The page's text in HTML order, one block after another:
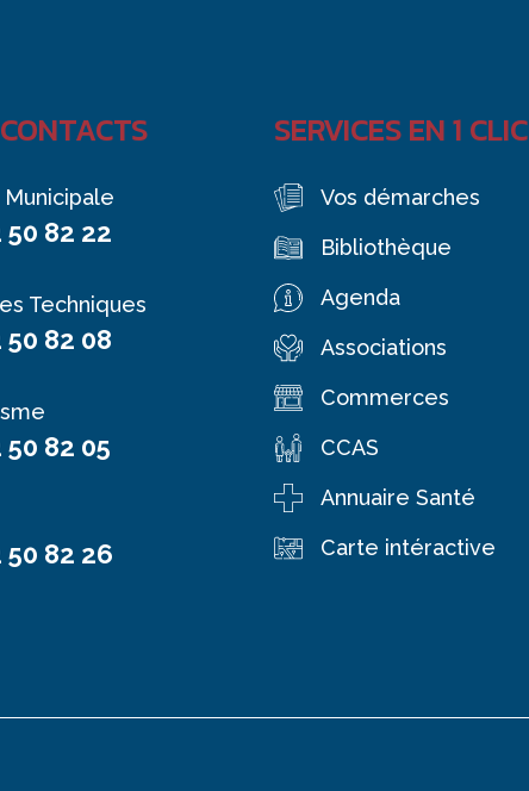
50 82 22
Techniques
50 82 08
50 82 05
50 82 26
SERVICES EN 1 CLIC
Vos démarches
Bibliothèque
Agenda
Associations
Commerces
CCAS
Annuaire Santé
Carte intéractive